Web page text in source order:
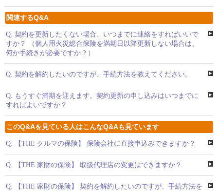
関連するQ&A
Q. 契約を更新したくない場合、いつまでに連絡をすればいいで
すか？ （個人用火災総合保険を満期日以降更新しない場合は、
何か手続きが必要ですか？）
Q. 契約を解約したいのですが、手続方法を教えてください。
Q. もうすぐ満期を迎えます。契約更新の申し込みはいつまでに
すればよいですか？
このQ&Aを見ている人はこんなQ&Aも見ています
Q. 【THE クルマの保険】 保険会社に直接申込みできますか？
Q. 【THE 家財の保険】 取扱代理店の変更はできますか？
Q.
【THE 家財の保険】 契約を解約したいのですが、手続方法を